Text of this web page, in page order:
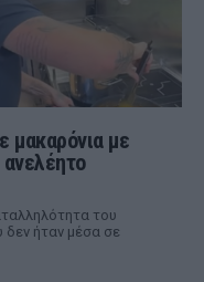
μακαρόνια με
του
δεν ήταν μέσα σε